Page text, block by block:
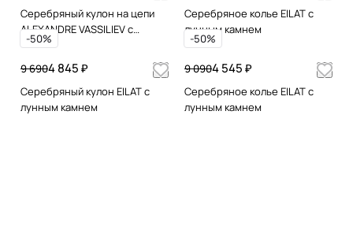
Серебряный кулон на цепи
ALEXANDRE VASSILIEV с
лунным камнем, шпинелью и
марказитами Swarovski
Серебряное колье EILAT с
лунным камнем
-50%
4 845 ₽
9 690
Серебряный кулон EILAT с
лунным камнем
-50%
4 545 ₽
9 090
Серебряное колье EILAT с
лунным камнем